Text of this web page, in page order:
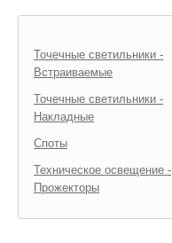
Точечные светильники -
Встраиваемые
Точечные светильники -
Накладные
Споты
Техническое освещение -
Прожекторы